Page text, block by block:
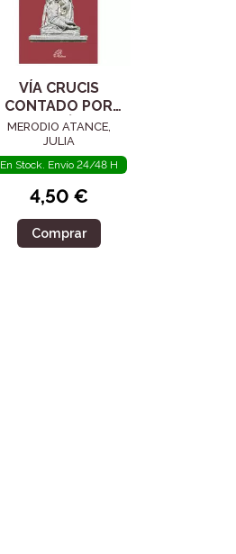
VÍA CRUCIS
CONTADO POR
MARÍA
MERODIO ATANCE,
JULIA
En Stock. Envío 24/48 H
4,50 €
Comprar